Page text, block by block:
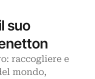
suo
raccogliere e
mondo,